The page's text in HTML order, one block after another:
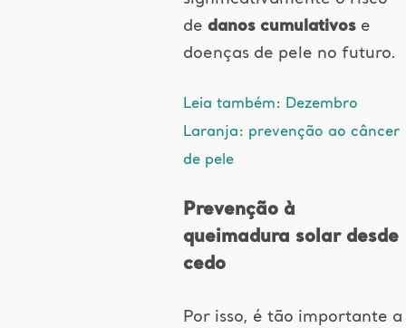
dedanos cumulativos e
doenças de pele no futuro.
Leia também: Dezembro
Laranja: prevenção ao câncer
de pele
Prevenção à
queimadura solar desde
cedo
Por isso, é tão importante a